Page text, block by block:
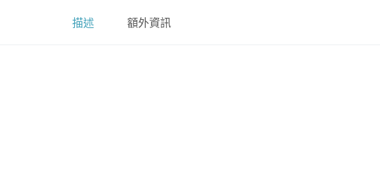
描述 額外資訊